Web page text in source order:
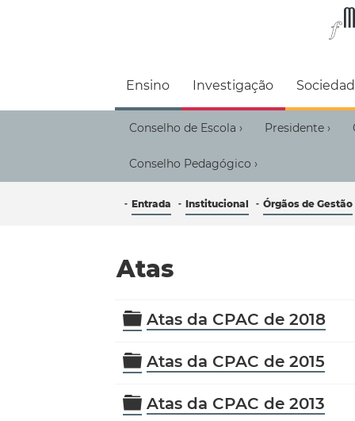
Faculdade de
Ensino Investigação
Conselho de Escola › Presidente ›
Conselho Pedagógico ›
Entrada Institucional Órgãos de Gestão
Atas
Pasta
Atas da CPAC de 2018
Pasta
Atas da CPAC de 2015
Pasta
Atas da CPAC de 2013